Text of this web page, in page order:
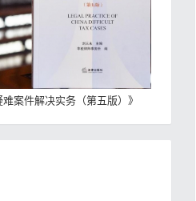
案件解决实务（第五版） 》